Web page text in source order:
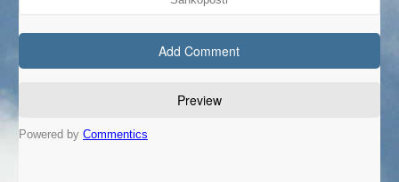
Powered by Commentics